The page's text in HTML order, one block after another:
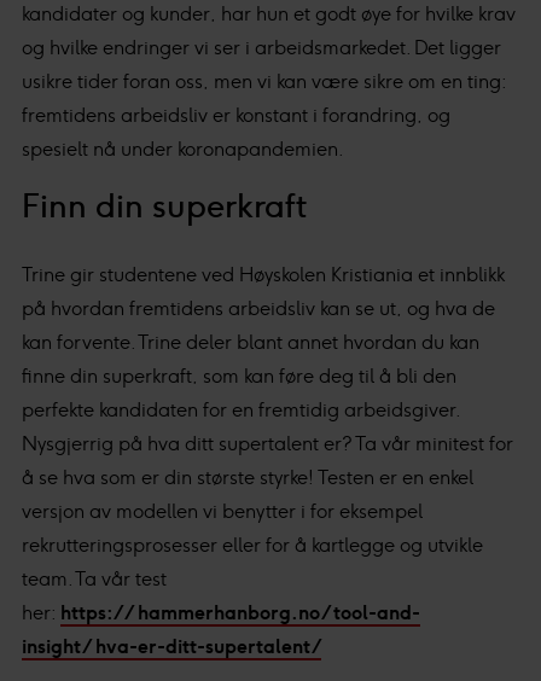
kandidater og kunder, har hun et godt øye for hvilke krav
og hvilke endringer vi ser i arbeidsmarkedet. Det ligger
usikre tider foran oss, men vi kan være sikre om en ting:
fremtidens arbeidsliv er konstant i forandring, og
spesielt nå under koronapandemien.
Finn din superkraft
Trine gir studentene ved Høyskolen Kristiania et innblikk
på hvordan fremtidens arbeidsliv kan se ut, og hva de
kan forvente. Trine deler blant annet hvordan du kan
finne din superkraft, som kan føre deg til å bli den
perfekte kandidaten for en fremtidig arbeidsgiver.
Nysgjerrig på hva ditt supertalent er? Ta vår minitest for
å se hva som er din største styrke! Testen er en enkel
versjon av modellen vi benytter i for eksempel
rekrutteringsprosesser eller for å kartlegge og utvikle
team. Ta vår test
her: https://hammerhanborg.no/tool-and-
insight/hva-er-ditt-supertalent/